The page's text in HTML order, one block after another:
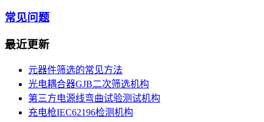
常见问题
最近更新
元器件筛选的常见方法
光电耦合器GJB二次筛选机构
第三方电源线弯曲试验测试机构
充电枪IEC62196检测机构